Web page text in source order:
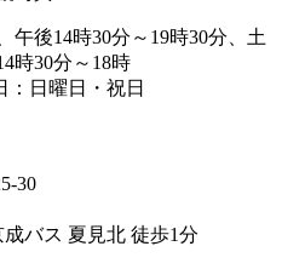
：日曜日・祝日
30
バス 夏見北 徒歩1分